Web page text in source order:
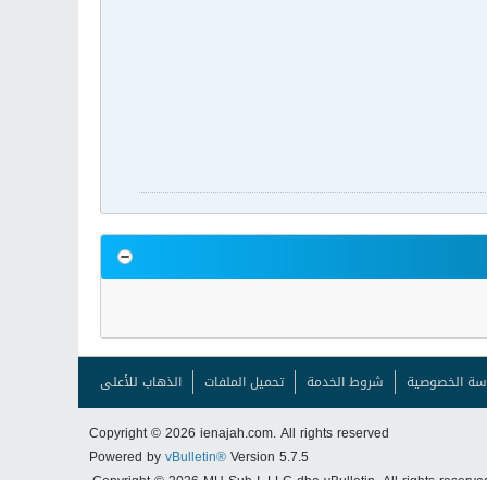
الخصوصية شروط الخدمة تحميل الملفات الذهاب للأعلى
Copyright © 2026 ienajah.com. All rights reserved
Powered byvBulletin®Version 5.7.5